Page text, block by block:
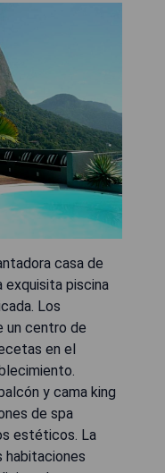
casa de
exquisita piscina
Los
un centro de
en el
y cama king
de spa
estéticos. La
habitaciones